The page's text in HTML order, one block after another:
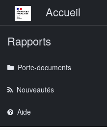
Menu principalAccueil
Rapports
Porte-documents
Nouveautés
Aide